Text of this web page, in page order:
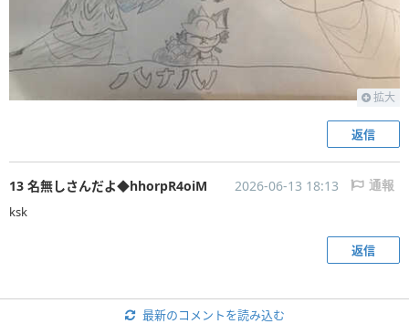
拡大
返信
13 名無しさんだよ◆hhorpR4oiM 2026-06-13 18:13 通報
ksk
返信
最新のコメントを読み込む